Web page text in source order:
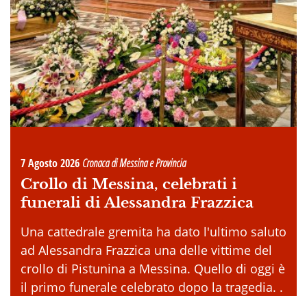
7 Agosto 2026 Cronaca di Messina e Provincia
Crollo di Messina, celebrati i
funerali di Alessandra Frazzica
Una cattedrale gremita ha dato l'ultimo saluto
ad Alessandra Frazzica una delle vittime del
crollo di Pistunina a Messina. Quello di oggi è
il primo funerale celebrato dopo la tragedia. .